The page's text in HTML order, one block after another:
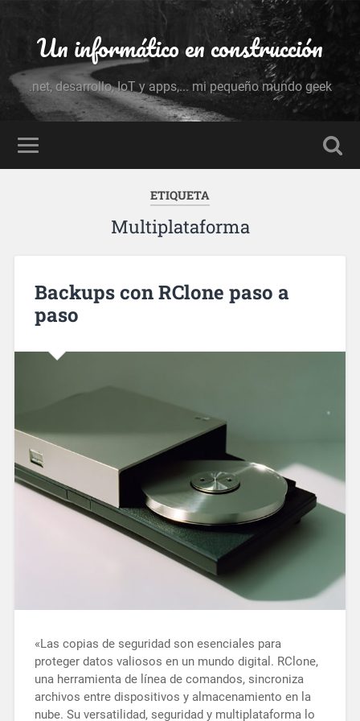
Un informático en construcción
.net, desarrollo, IoT y apps,... mi pequeño mundo geek
ETIQUETA
Multiplataforma
Backups con RClone paso a
paso
«Las copias de seguridad son esenciales para
proteger datos valiosos en un mundo digital. RClone,
una herramienta de línea de comandos, sincroniza
archivos entre dispositivos y almacenamiento en la
nube. Su versatilidad, seguridad y multiplataforma lo